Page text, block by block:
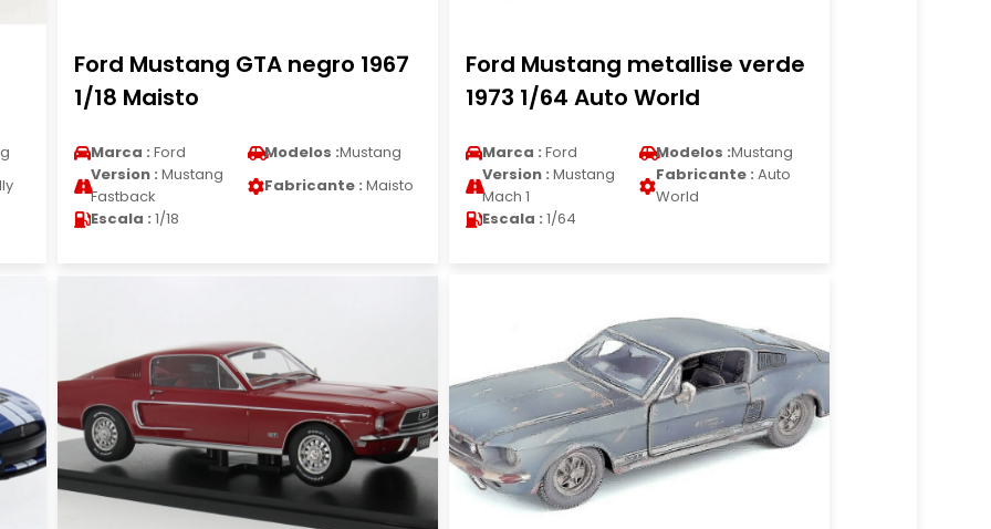
Ford Mustang GTA negro 1967
1/18 Maisto
Marca : Ford Modelos :Mustang
Version : Mustang
Fastback
Fabricante : Maisto
Escala : 1/18
Ford Mustang metallise verde
1973 1/64 Auto World
Marca : Ford Modelos :Mustang
Version : Mustang
Mach 1
Fabricante : Auto
World
Escala : 1/64